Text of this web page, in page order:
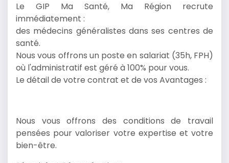
Le GIP Ma Santé, Ma Région recrute
immédiatement :
des médecins généralistes dans ses centres de
santé.
Nous vous offrons un poste en salariat (35h, FPH)
où l'administratif est géré à 100% pour vous.
Le détail de votre contrat et de vos Avantages :
Nous vous offrons des conditions de travail
pensées pour valoriser votre expertise et votre
bien-être.